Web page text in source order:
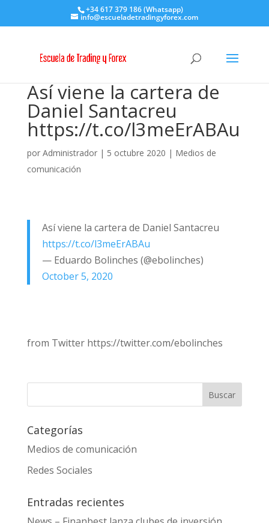
+34 617 379 186 (Whatsapp)
info@escueladetradingyforex.com
Así viene la cartera de
Daniel Santacreu
https://t.co/l3meErABAu
por Administrador| 5 octubre 2020 | Medios de
comunicación
Así viene la cartera de Daniel Santacreu
https://t.co/l3meErABAu
— Eduardo Bolinches (@ebolinches)
October 5, 2020
from Twitter https://twitter.com/ebolinches
Categorías
Medios de comunicación
Redes Sociales
Entradas recientes